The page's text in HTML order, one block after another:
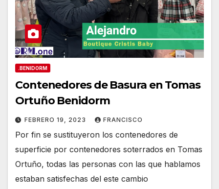
.BENIDORM
Contenedores de Basura en Tomas
Ortuño Benidorm
FEBRERO 19, 2023 FRANCISCO
Por fin se sustituyeron los contenedores de
superficie por contenedores soterrados en Tomas
Ortuño, todas las personas con las que hablamos
estaban satisfechas del este cambio